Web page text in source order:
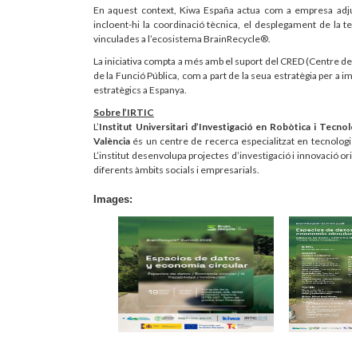
En aquest context, Kiwa España actua com a empresa
incloent-hi la coordinació tècnica, el desplegament de la
vinculades a l’ecosistema BrainRecycle®.
La iniciativa compta a més amb el suport del CRED (Centre
de la Funció Pública, com a part de la seua estratègia per a
estratègics a Espanya.
Sobre l’IRTIC
L’Institut Universitari d’Investigació en Robòtica i
València és un centre de recerca especialitzat en
L’institut desenvolupa projectes d’investigació i innovació
diferents àmbits socials i empresarials.
Images: